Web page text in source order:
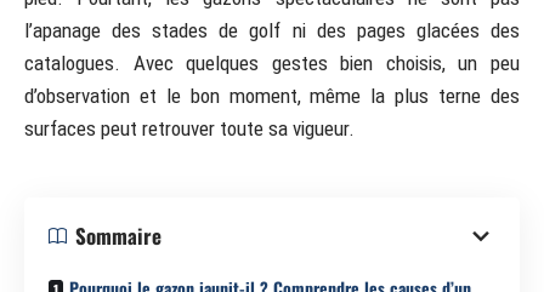
l’apanage des stades de golf ni des pages glacées des
catalogues. Avec quelques gestes bien choisis, un peu
d’observation et le bon moment, même la plus terne des
surfaces peut retrouver toute sa vigueur.
Sommaire